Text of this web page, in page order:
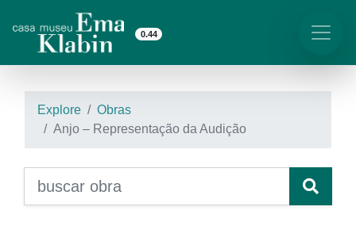
0.44
Explore
Obras
Anjo – Representação da Audição